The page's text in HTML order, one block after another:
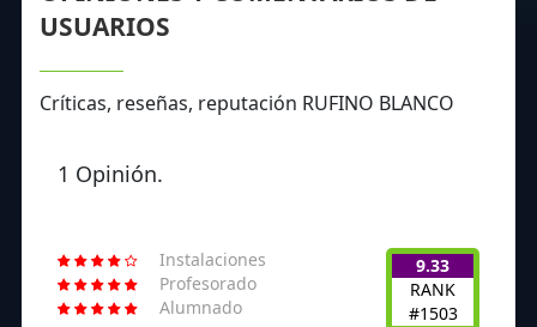
USUARIOS
Críticas, reseñas, reputación RUFINO BLANCO
1 Opinión.
Instalaciones
Profesorado
Alumnado
9.33
RANK
#1503